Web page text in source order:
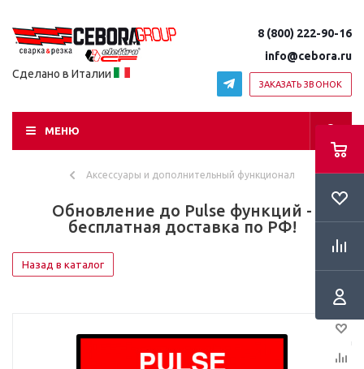
Сделано в Италии
8 (800) 222-90-16
info@cebora.ru
ЗАКАЗАТЬ ЗВОНОК
МЕНЮ
Аксессуары и дополнительный функционал
Обновление до Pulse функций -
бесплатная доставка по РФ!
Назад в каталог